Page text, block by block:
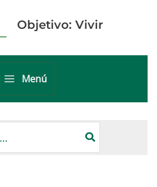
Objetivo: Vivir
Main
Menu
Menú